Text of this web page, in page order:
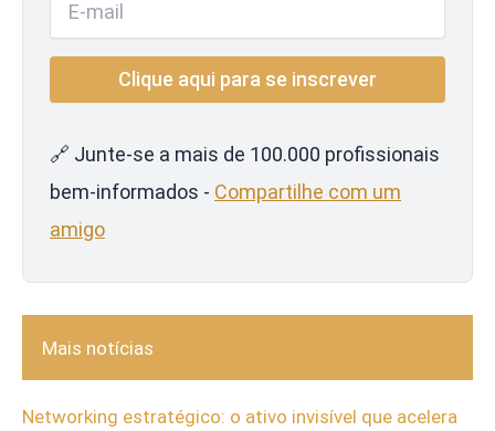
🔗 Junte-se a mais de 100.000 profissionais
bem-informados - Compartilhe com um
amigo
Mais notícias
Networking estratégico: o ativo invisível que acelera